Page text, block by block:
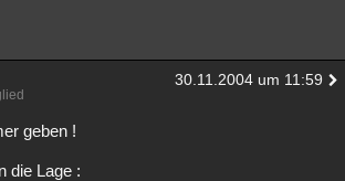
30.11.2004 um 11:59
geben !
die Lage :